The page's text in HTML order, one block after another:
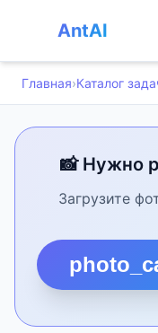
AntAI
Главная›Каталог
📸 Нужно
Загрузите